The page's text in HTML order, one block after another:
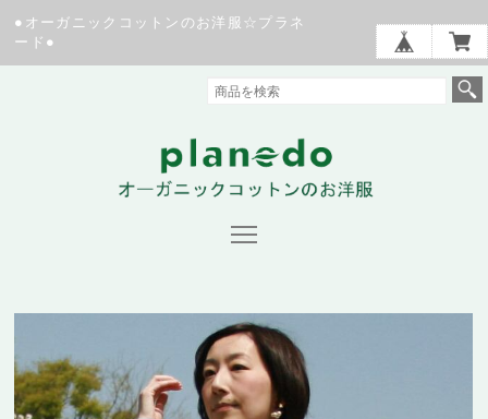
●オーガニックコットンのお洋服☆プラネ
ード●